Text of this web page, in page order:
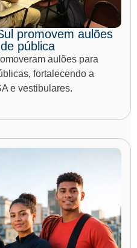
promovem aulões
pública
aulões para
fortalecendo a
e vestibulares.